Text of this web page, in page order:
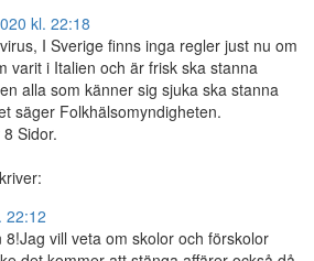
kl. 22:18
I Sverige finns inga regler just nu om
varit i Italien och är frisk ska stanna
alla som känner sig sjuka ska stanna
säger Folkhälsomyndigheten.
Sidor.
22:12
8!Jag vill veta om skolor och förskolor